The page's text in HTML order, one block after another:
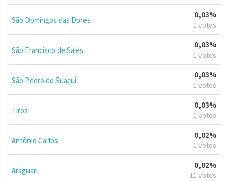
São Domingos das Dores
0,03%
1 votos
São Francisco de Sales
0,03%
1 votos
São Pedro do Suaçuí
0,03%
1 votos
Tiros
0,03%
1 votos
Antônio Carlos
0,02%
1 votos
Araguari
0,02%
11 votos